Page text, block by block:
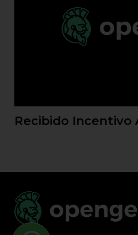
Recibido Incentivo